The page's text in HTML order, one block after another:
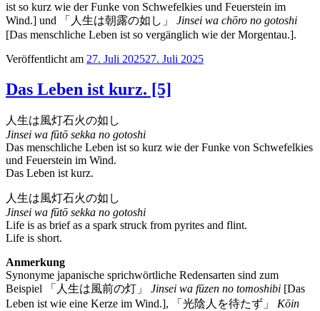
ist so kurz wie der Funke von Schwefelkies und Feuerstein im
Wind.] und 「人生は朝露の如し」 Jinsei wa chōro no gotoshi
[Das menschliche Leben ist so vergänglich wie der Morgentau.].
Veröffentlicht am 27. Juli 202527. Juli 2025
Das Leben ist kurz. [5]
人生は風灯石火の如し
Jinsei wa fūtō sekka no gotoshi
Das menschliche Leben ist so kurz wie der Funke von Schwefelkies
und Feuerstein im Wind.
Das Leben ist kurz.
人生は風灯石火の如し
Jinsei wa fūtō sekka no gotoshi
Life is as brief as a spark struck from pyrites and flint.
Life is short.
Anmerkung
Synonyme japanische sprichwörtliche Redensarten sind zum
Beispiel 「人生は風前の灯」 Jinsei wa fūzen no tomoshibi [Das
Leben ist wie eine Kerze im Wind.], 「光陰人を待たず」 Kōin